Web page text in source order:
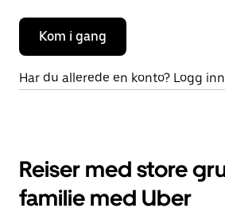
Kom i gang
Har du allerede en konto? Logg inn
Reiser med store
familie med Uber